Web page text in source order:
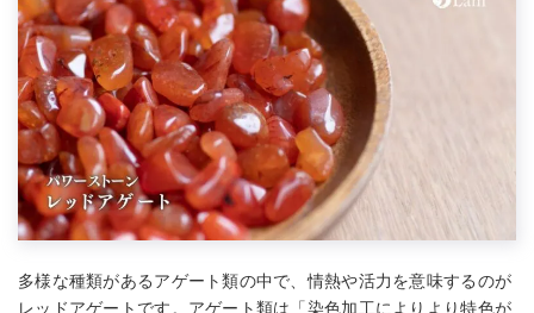
多様な種類があるアゲート類の中で、情熱や活力を意味するのが
レッドアゲートです。アゲート類は「染色加工によりより特色が